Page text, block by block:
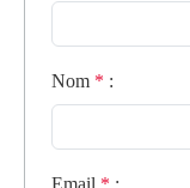
Nom * :
Email * :